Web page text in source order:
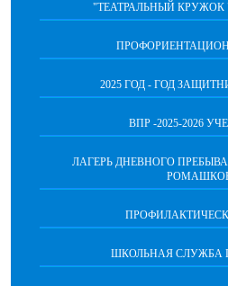
"ТЕАТРАЛЬНЫЙ
2025 ГОД - ГОД
ВПР -2025-2026
ЛАГЕРЬ ДНЕВНОГО
ШКОЛЬНАЯ СЛУЖБА